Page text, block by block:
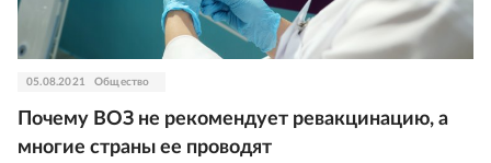
05.08.2021 Общество
Почему ВОЗ не рекомендует ревакцинацию, а
многие страны ее проводят